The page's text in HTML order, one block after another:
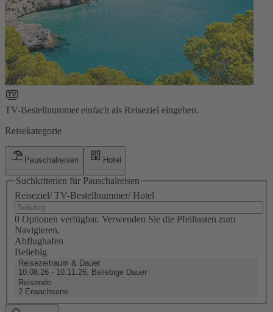
TV-Bestellnummer einfach als Reiseziel eingeben.
Reisekategorie
Pauschalreisen Hotel
Suchkriterien für Pauschalreisen
Reiseziel/ TV-Bestellnummer/ Hotel
0 Optionen verfügbar. Verwenden Sie die Pfeiltasten zum
Navigieren.
Abflughafen
Beliebig
Reisezeitraum & Dauer
10.08.26 - 10.11.26, Beliebige Dauer
Reisende
2 Erwachsene